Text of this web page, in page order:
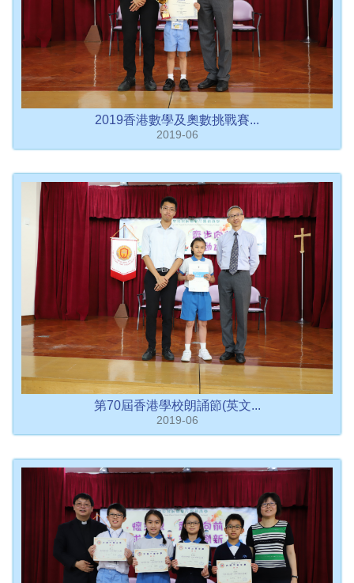
2019香港數學及奧數挑戰賽...
2019-06
第70屆香港學校朗誦節(英文...
2019-06